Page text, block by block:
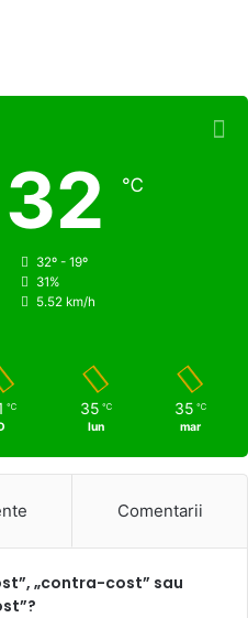
32 ℃
32º - 19º
31%
5.52 km/h
℃ 35 ℃
lun
35 ℃
mar
Comentarii
„contra-cost” sau